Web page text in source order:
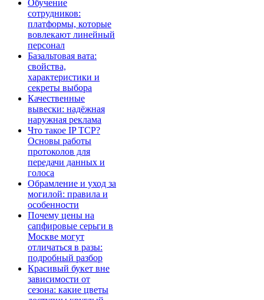
Обучение
сотрудников:
платформы, которые
вовлекают линейный
персонал
Базальтовая вата:
свойства,
характеристики и
секреты выбора
Качественные
вывески: надёжная
наружная реклама
Что такое IP TCP?
Основы работы
протоколов для
передачи данных и
голоса
Обрамление и уход за
могилой: правила и
особенности
Почему цены на
сапфировые серьги в
Москве могут
отличаться в разы:
подробный разбор
Красивый букет вне
зависимости от
сезона: какие цветы